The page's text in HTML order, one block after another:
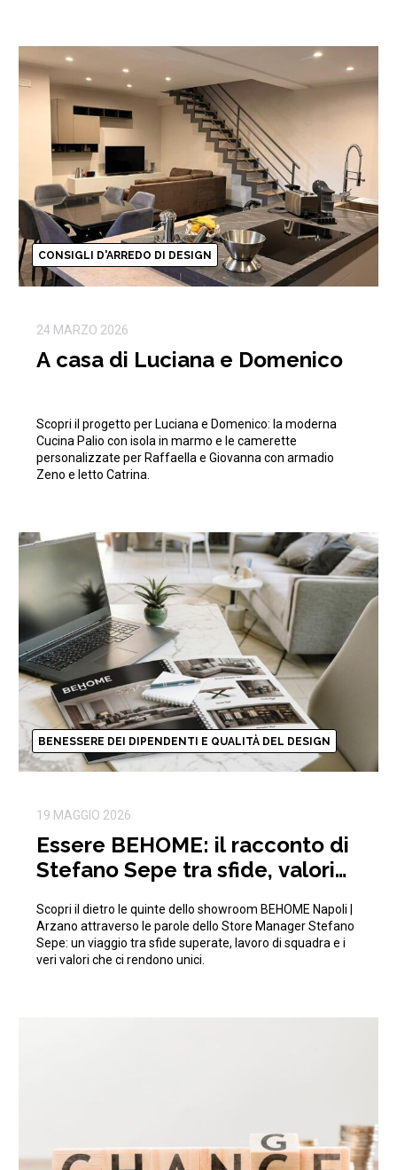
CONSIGLI D'ARREDO DI DESIGN
24 MARZO 2026
A casa di Luciana e Domenico
Scopri il progetto per Luciana e Domenico: la moderna
Cucina Palio con isola in marmo e le camerette
personalizzate per Raffaella e Giovanna con armadio
Zeno e letto Catrina.
BENESSERE DEI DIPENDENTI E QUALITÀ DEL DESIGN
19 MAGGIO 2026
Essere BEHOME: il racconto di
Stefano Sepe tra sfide, valori
Scopri il dietro le quinte dello showroom BEHOME Napoli |
Arzano attraverso le parole dello Store Manager Stefano
Sepe: un viaggio tra sfide superate, lavoro di squadra e i
veri valori che ci rendono unici.